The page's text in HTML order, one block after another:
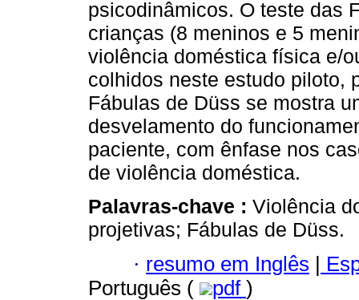
psicodinâmicos. O teste das
crianças (8 meninos e 5
violência doméstica física e/
colhidos neste estudo piloto,
Fábulas de Düss se mostra
desvelamento do
paciente, com ênfase nos
de violência doméstica.
Palavras-chave : Violência
projetivas; Fábulas de Düss.
· resumo em Inglês |
Português (
pdf )